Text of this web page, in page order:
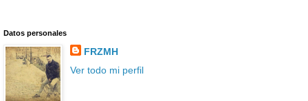
Datos personales
FRZMH
Ver todo mi perfil